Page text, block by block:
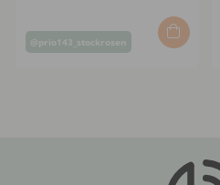
Inlägg
@prio143_stockrosen